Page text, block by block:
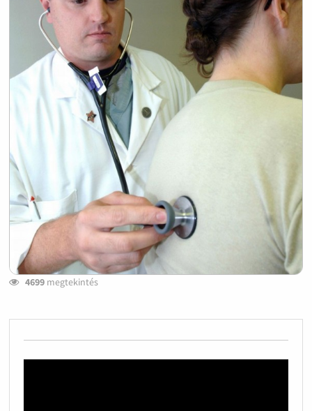
4699megtekintés